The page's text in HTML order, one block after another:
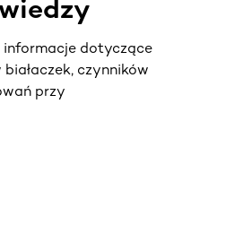
informacje dotyczące
czynników
przy